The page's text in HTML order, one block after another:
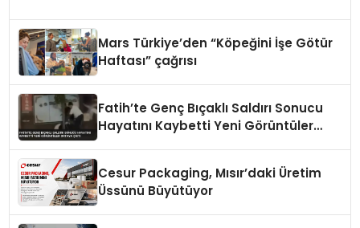
Mars Türkiye’den “Köpeğini İşe Götür
Haftası” çağrısı
Fatih’te Genç Bıçaklı Saldırı Sonucu
Hayatını Kaybetti Yeni Görüntüler
Cesur Packaging, Mısır’daki Üretim
Üssünü Büyütüyor